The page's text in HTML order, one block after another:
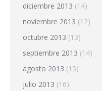
diciembre 2013 (14)
noviembre 2013 (12)
octubre 2013 (13)
septiembre 2013 (14)
agosto 2013 (15)
julio 2013 (16)